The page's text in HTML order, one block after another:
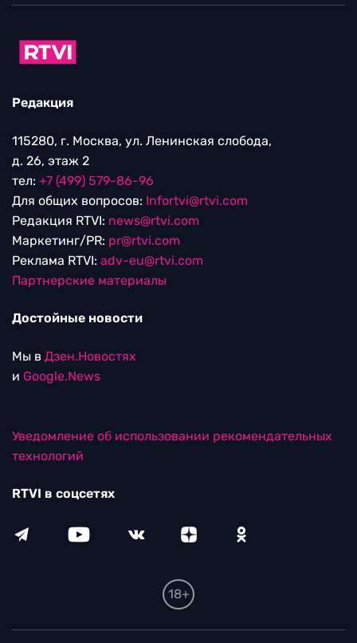
Редакция
115280, г. Москва, ул. Ленинская слобода,
д. 26, этаж 2
тел: +7 (499) 579-86-96
Для общих вопросов: Infortvi@rtvi.com
Редакция RTVI: news@rtvi.com
Маркетинг/PR: pr@rtvi.com
Реклама RTVI: adv-eu@rtvi.com
Партнерские материалы
Достойные новости
Мы в Дзен.Новостях
и Google.News
Уведомление об использовании рекомендательных
технологий
RTVI в соцсетях
18+